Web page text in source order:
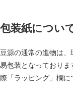
包装紙につい
豆源の通常の進物は
易包装となっており
際「ラッピング」欄に